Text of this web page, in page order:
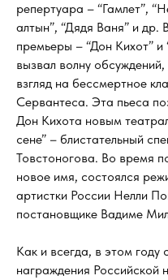
репертуара – “Гамлет”,
алтын”, “Дядя Ваня” и др.
премьеры – “Дон Кихот” и
вызвал волну
взгляд на бессмертное
Сервантеса. Эта пьеса
Дон Кихота новым
сене” – блистательный
Товстоногова. Во время
новое имя, состоялся
артистки России Нелли
постановщике Вадиме
Как и всегда, в этом году
награждения Российской